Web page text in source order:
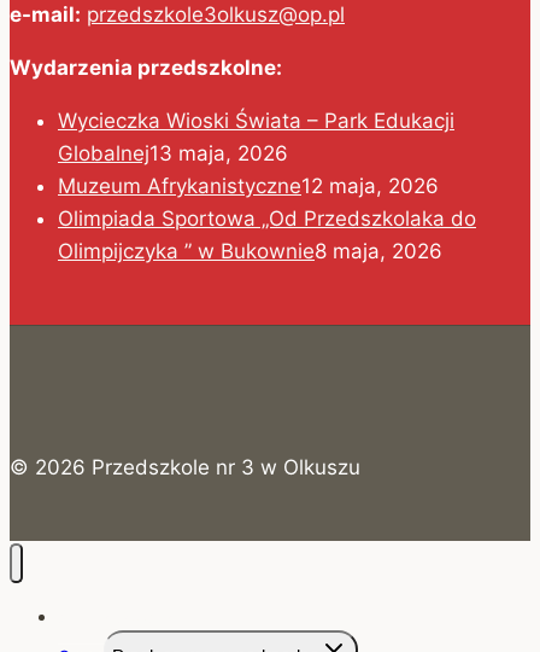
e-mail: przedszkole3olkusz@op.pl
Wydarzenia przedszkolne:
Wycieczka Wioski Świata – Park Edukacji
Globalnej13 maja, 2026
Muzeum Afrykanistyczne12 maja, 2026
Olimpiada Sportowa „Od Przedszkolaka do
Olimpijczyka ” w Bukownie8 maja, 2026
© 2026 Przedszkole nr 3 w Olkuszu